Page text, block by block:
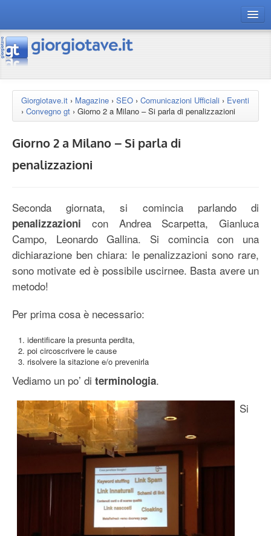
connect gt
risorse
Chi siamo
Giorgiotave.it › Magazine › SEO › Comunicazioni Ufficiali › Eventi
› Convegno gt › Giorno 2 a Milano – Si parla di penalizzazioni
Giorno 2 a Milano – Si parla di
penalizzazioni
Seconda giornata, si comincia parlando di
penalizzazioni con Andrea Scarpetta, Gianluca
Campo, Leonardo Gallina. Si comincia con una
dichiarazione ben chiara: le penalizzazioni sono rare,
sono motivate ed è possibile uscirnee. Basta avere un
metodo!
Per prima cosa è necessario:
identificare la presunta perdita,
poi circoscrivere le cause
risolvere la sitazione e/o prevenirla
Vediamo un po’ di terminologia.
Si